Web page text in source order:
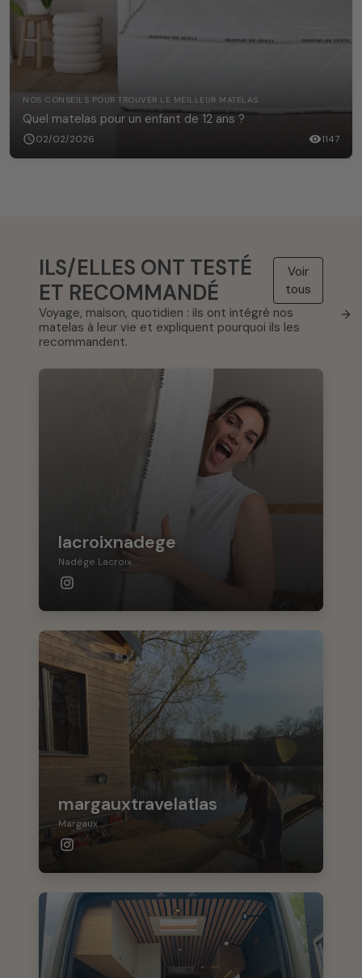
NOS CONSEILS POUR TROUVER LE MEILLEUR MATELAS
Quel matelas pour un enfant de 12 ans ?
schedule02/02/2026 visibility1147
ILS/ELLES ONT TESTÉ
ET RECOMMANDÉ
Voir
tous
→
Voyage, maison, quotidien : ils ont intégré nos
matelas à leur vie et expliquent pourquoi ils les
recommandent.
lacroixnadege
Nadège Lacroix
margauxtravelatlas
Margaux